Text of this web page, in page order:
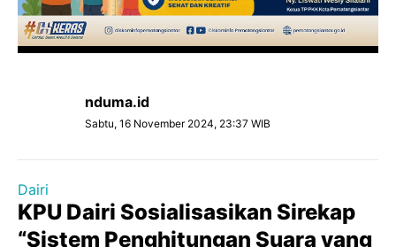
nduma.id
Sabtu, 16 November 2024, 23:37 WIB
Dairi
KPU Dairi Sosialisasikan Sirekap
“Sistem Penghitungan Suara yang